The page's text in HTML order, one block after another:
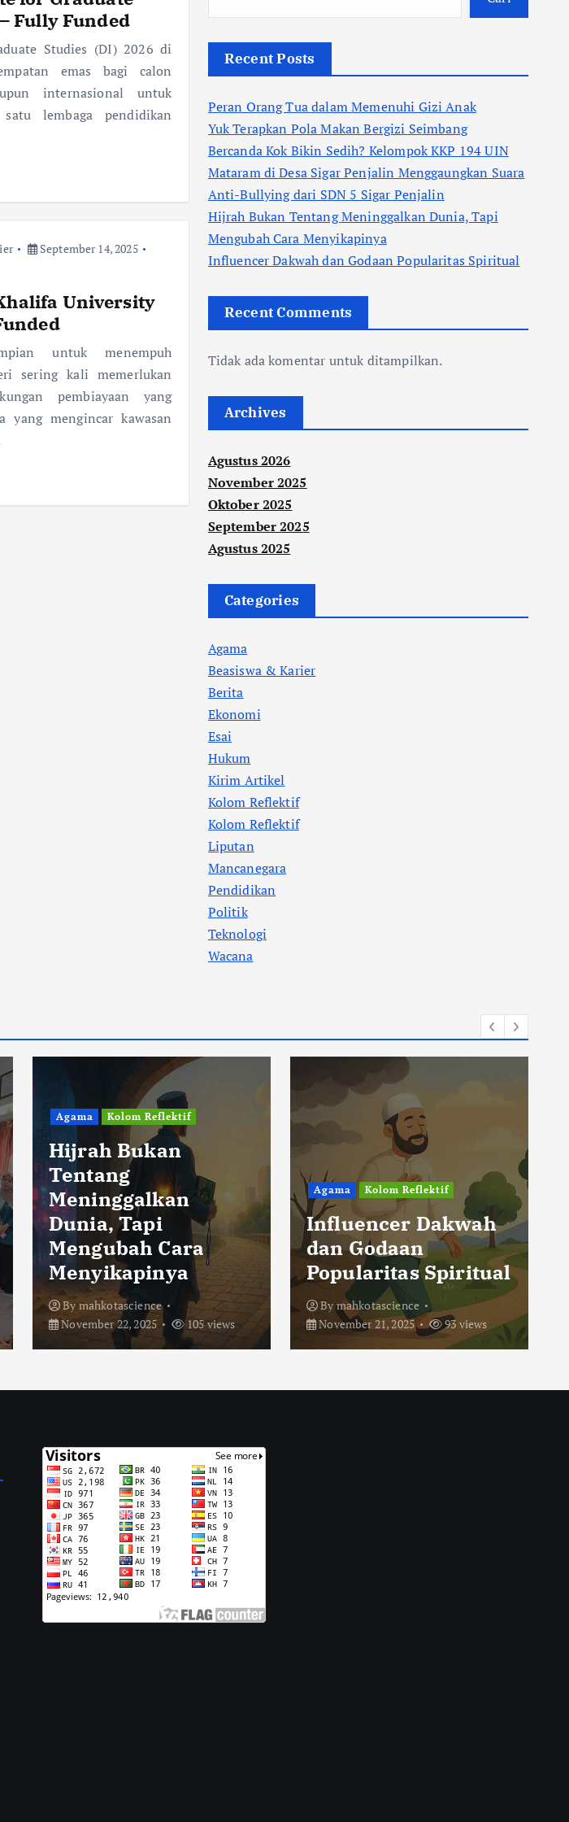
Fully Funded
Studies (DI) 2026 di
emas bagi calon
internasional untuk
lembaga pendidikan
September 14, 2025
University
untuk menempuh
sering kali memerlukan
pembiayaan yang
yang mengincar kawasan
Recent Posts
Peran Orang Tua dalam Memenuhi Gizi Anak
Yuk Terapkan Pola Makan Bergizi Seimbang
Bercanda Kok Bikin Sedih? Kelompok KKP 194 UIN
Mataram di Desa Sigar Penjalin Menggaungkan Suara
Anti-Bullying dari SDN 5 Sigar Penjalin
Hijrah Bukan Tentang Meninggalkan Dunia, Tapi
Mengubah Cara Menyikapinya
Influencer Dakwah dan Godaan Popularitas Spiritual
Recent Comments
Tidak ada komentar untuk ditampilkan.
Archives
Agustus 2026
November 2025
Oktober 2025
September 2025
Agustus 2025
Categories
Agama
Beasiswa & Karier
Berita
Ekonomi
Esai
Hukum
Kirim Artikel
Kolom Reflektif
Kolom Reflektif
Liputan
Mancanegara
Pendidikan
Politik
Teknologi
Wacana
Agama Kolom Reflektif
Hijrah Bukan
Tentang
Meninggalkan
Dunia, Tapi
Mengubah Cara
Menyikapinya
By mahkotascience
November 22, 2025
105 views
Agama Kolom Reflektif
Influencer Dakwah
dan Godaan
Popularitas Spiritual
Bymahkotascience
November 21, 2025
93 views